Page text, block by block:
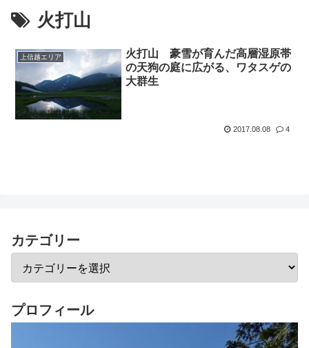
火打山
上信越エリア
火打山 豪雪が育んだ高層湿原帯
の天狗の庭に広がる、ワタスゲの
大群生
2017.08.08 4
カテゴリー
プロフィール